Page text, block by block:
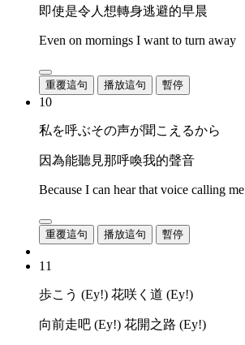
即使是令人想轉身逃避的早晨
Even on mornings I want to turn away
重覆這句 播放這句 暫停
10
私を呼ぶその声が聞こえるから
因為能聽見那呼喚我的聲音
Because I can hear that voice calling me
重覆這句 播放這句 暫停
11
歩こう (Ey!) 花咲く道 (Ey!)
向前走吧 (Ey!) 花開之路 (Ey!)